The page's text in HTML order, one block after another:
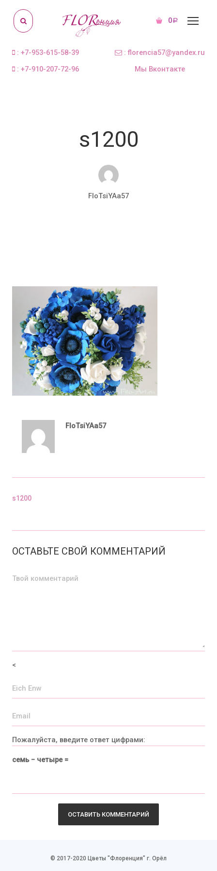
0Р
: +7-953-615-58-39
: +7-910-207-72-96
: florencia57@yandex.ru
Мы Вконтакте
s1200
FloTsiYAa57
FloTsiYAa57
s1200
ОСТАВЬТЕ СВОЙ КОММЕНТАРИЙ
<
Пожалуйста, введите ответ цифрами:
семь − четыре =
© 2017-2020 Цветы "Флоренция" г. Орёл